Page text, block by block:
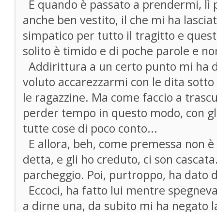
E quando è passato a prendermi, lì
anche ben vestito, il che mi ha
simpatico per tutto il tragitto e
solito è timido e di poche parole e
Addirittura a un certo punto mi ha
voluto accarezzarmi con le dita
le ragazzine. Ma come faccio a
perder tempo in questo modo, con
tutte cose di poco conto...
E allora, beh, come premessa non
detta, e gli ho creduto, ci son
parcheggio. Poi, purtroppo, ha dato
Eccoci, ha fatto lui mentre
a dirne una, da subito mi ha negato